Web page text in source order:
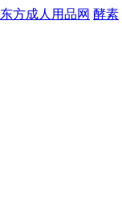
东方成人用品网 酵素